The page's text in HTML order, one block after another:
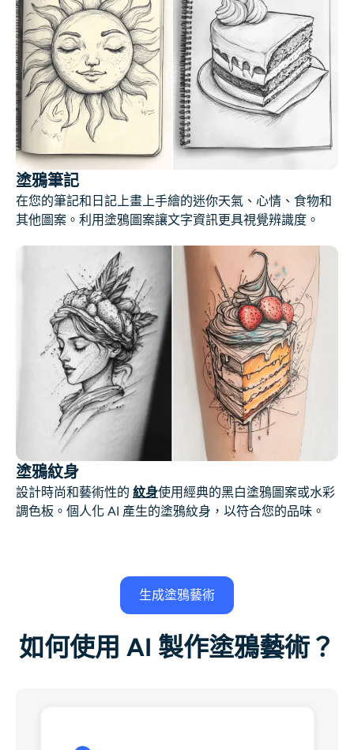
塗鴉筆記
在您的筆記和日記上畫上手繪的迷你天氣、心情、食物和
其他圖案。利用塗鴉圖案讓文字資訊更具視覺辨識度。
塗鴉紋身
設計時尚和藝術性的 紋身使用經典的黑白塗鴉圖案或水彩
調色板。個人化 AI 產生的塗鴉紋身，以符合您的品味。
生成塗鴉藝術
如何使用 AI 製作塗鴉藝術？